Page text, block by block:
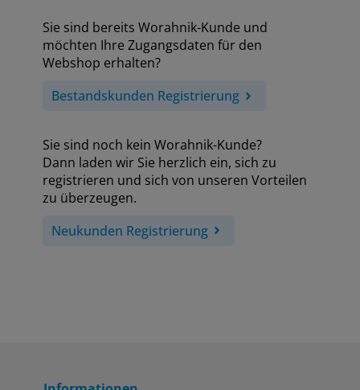
Sie sind bereits Worahnik-Kunde und
möchten Ihre Zugangsdaten für den
Webshop erhalten?
Bestandskunden Registrierung
Sie sind noch kein Worahnik-Kunde?
Dann laden wir Sie herzlich ein, sich zu
registrieren und sich von unseren Vorteilen
zu überzeugen.
Neukunden Registrierung